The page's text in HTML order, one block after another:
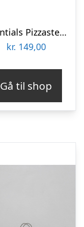
Essentials Pizzasten 36 cm
kr. 149,00
Gå til shop